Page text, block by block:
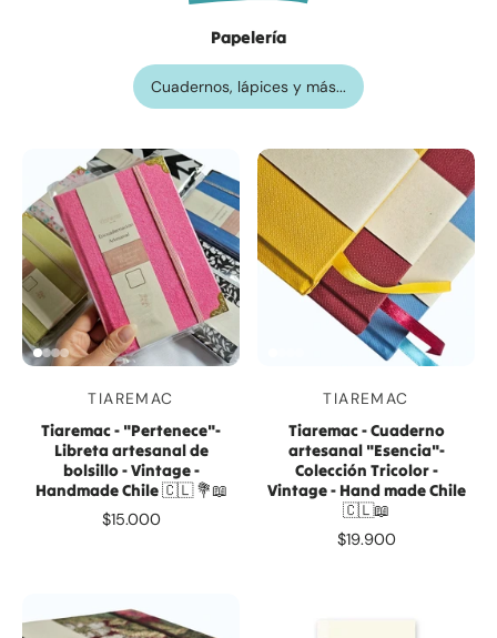
Papelería
Cuadernos, lápices y más...
TIAREMAC
Tiaremac - "Pertenece"-
Libreta artesanal de
bolsillo - Vintage -
Handmade Chile 🇨🇱 💐📖
$15.000
TIAREMAC
Tiaremac - Cuaderno
artesanal "Esencia"-
Colección Tricolor -
Vintage - Hand made Chile
🇨🇱📖
$19.900